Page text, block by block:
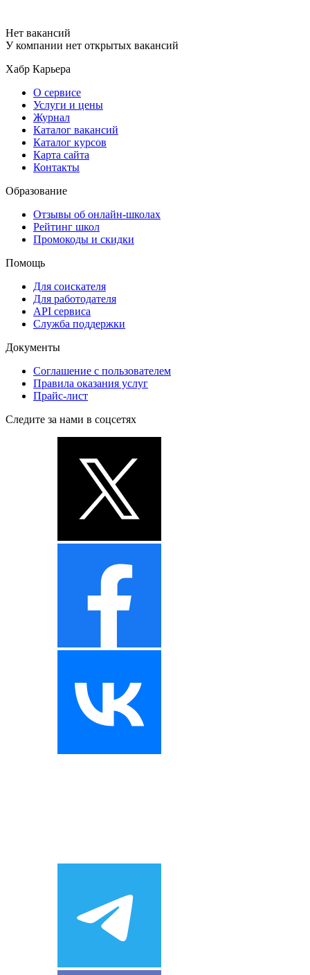
Нет вакансий
У компании нет открытых вакансий
Хабр Карьера
О сервисе
Услуги и цены
Журнал
Каталог вакансий
Каталог курсов
Карта сайта
Контакты
Образование
Отзывы об онлайн-школах
Рейтинг школ
Промокоды и скидки
Помощь
Для соискателя
Для работодателя
API сервиса
Служба поддержки
Документы
Соглашение с пользователем
Правила оказания услуг
Прайс-лист
Следите за нами в соцсетях